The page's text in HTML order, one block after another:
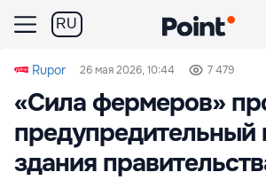
RU
Rupor 26 мая 2026, 10:44 7 479
«Сила фермеров»
предупредительный
здания